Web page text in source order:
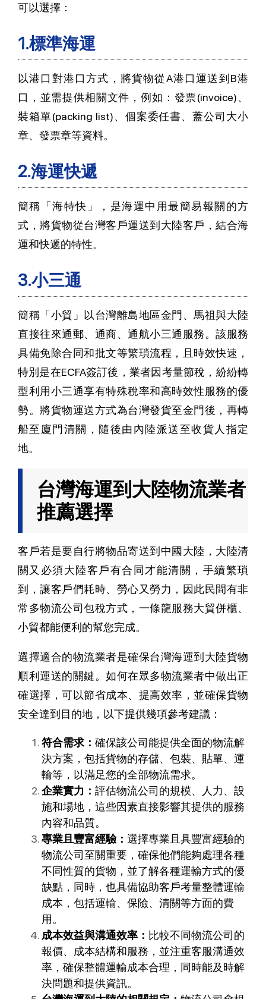
可以選擇：
1.標準海運
以港口對港口方式，將貨物從A港口運送到B港
口，並需提供相關文件，例如：發票(invoice)、
裝箱單(packing list)、個案委任書、蓋公司大小
章、發票章等資料。
2.海運快遞
簡稱「海特快」，是海運中用最簡易報關的方
式，將貨物從台灣客戶運送到大陸客戶，結合海
運和快遞的特性。
3.小三通
簡稱 「小貿」 以台灣離島地區金門、馬祖與大陸
直接往來通郵、通商、通航小三通服務。該服務
具備免除合同和批文等繁瑣流程，且時效快速，
特別是在ECFA簽訂後，業者因考量節稅，紛紛轉
型利用小三通享有特殊稅率和高時效性服務的優
勢。將貨物運送方式為台灣發貨至金門後，再轉
船至廈門清關，隨後由內陸派送至收貨人指定
地。
台灣海運到大陸物流業者
推薦選擇
客戶若是要自行將物品寄送到中國大陸，大陸清
關又必須大陸客戶有合同才能清關，手續繁瑣
到，讓客戶們耗時、勞心又勞力，因此民間有非
常多物流公司包稅方式，一條龍服務大貿併櫃、
小貿都能便利的幫您完成。
選擇適合的物流業者是確保台灣海運到大陸貨物
順利運送的關鍵。如何在眾多物流業者中做出正
確選擇，可以節省成本、提高效率，並確保貨物
安全達到目的地，以下提供幾項參考建議：
符合需求： 確保該公司能提供全面的物流解
決方案，包括貨物的存儲、包裝、貼單、運
輸等，以滿足您的全部物流需求。
企業實力： 評估物流公司的規模、人力、設
施和場地，這些因素直接影響其提供的服務
內容和品質。
專業且豐富經驗： 選擇專業且具豐富經驗的
物流公司至關重要，確保他們能夠處理各種
不同性質的貨物，並了解各種運輸方式的優
缺點，同時，也具備協助客戶考量整體運輸
成本，包括運輸、保險、清關等方面的費
用。
成本效益與溝通效率： 比較不同物流公司的
報價、成本結構和服務，並注重客服溝通效
率，確保整體運輸成本合理，同時能及時解
決問題和提供資訊。